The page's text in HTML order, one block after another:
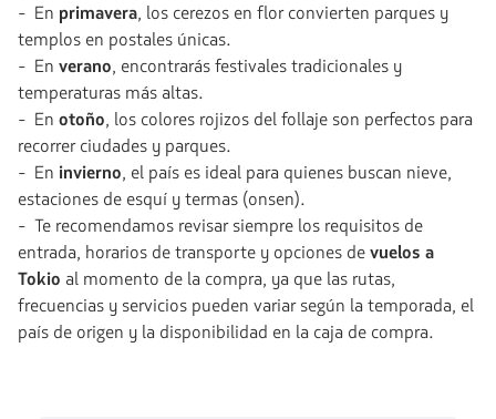
- En primavera, los cerezos en flor convierten parques y
templos en postales únicas.
- En verano, encontrarás festivales tradicionales y
temperaturas más altas.
- En otoño, los colores rojizos del follaje son perfectos para
recorrer ciudades y parques.
- En invierno, el país es ideal para quienes buscan nieve,
estaciones de esquí y termas (onsen).
- Te recomendamos revisar siempre los requisitos de
entrada, horarios de transporte y opciones devuelos a
Tokio al momento de la compra, ya que las rutas,
frecuencias y servicios pueden variar según la temporada, el
país de origen y la disponibilidad en la caja de compra.